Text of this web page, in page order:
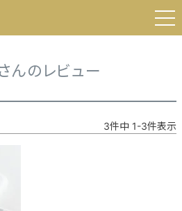
んのレビュー
3件中 1-3件表示